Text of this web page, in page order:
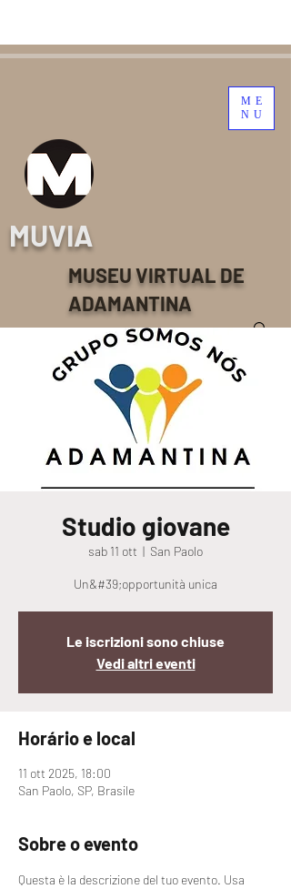
ME
NU
MUVIA
MUSEU VIRTUAL DE
ADAMANTINA
Studio giovane
sab 11 ott
  |
San Paolo
Un&#39;opportunità unica
Le iscrizioni sono chiuse
Vedi altri eventi
Horário e local
11 ott 2025, 18:00
San Paolo, SP, Brasile
Sobre o evento
Questa è la descrizione del tuo evento. Usa